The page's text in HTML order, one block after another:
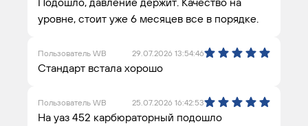
уровне, стоит уже 6 месяцев все в порядке.
Пользователь WB 29.07.2026 13:54:46
Стандарт встала хорошо
Пользователь WB 25.07.2026 16:42:53
На уаз 452 карбюраторный подошло